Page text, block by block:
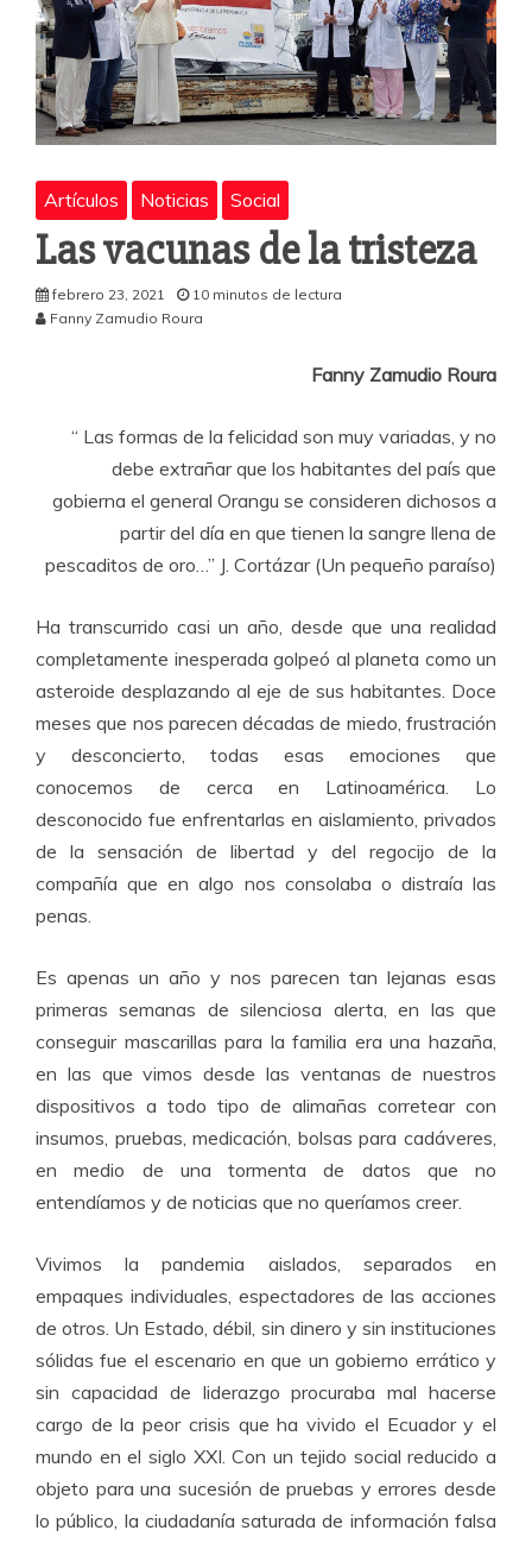
Artículos Noticias Social
Las vacunas de la tristeza
febrero 23, 2021
10 minutos de lectura
Fanny Zamudio Roura
Fanny Zamudio Roura
“ Las formas de la felicidad son muy variadas, y no
debe extrañar que los habitantes del país que
gobierna el general Orangu se consideren dichosos a
partir del día en que tienen la sangre llena de
pescaditos de oro…” J. Cortázar (Un pequeño paraíso)
Ha transcurrido casi un año, desde que una realidad
completamente inesperada golpeó al planeta como un
asteroide desplazando al eje de sus habitantes. Doce
meses que nos parecen décadas de miedo, frustración
y desconcierto, todas esas emociones que
conocemos de cerca en Latinoamérica. Lo
desconocido fue enfrentarlas en aislamiento, privados
de la sensación de libertad y del regocijo de la
compañía que en algo nos consolaba o distraía las
penas.
Es apenas un año y nos parecen tan lejanas esas
primeras semanas de silenciosa alerta, en las que
conseguir mascarillas para la familia era una hazaña,
en las que vimos desde las ventanas de nuestros
dispositivos a todo tipo de alimañas corretear con
insumos, pruebas, medicación, bolsas para cadáveres,
en medio de una tormenta de datos que no
entendíamos y de noticias que no queríamos creer.
Vivimos la pandemia aislados, separados en
empaques individuales, espectadores de las acciones
de otros. Un Estado, débil, sin dinero y sin instituciones
sólidas fue el escenario en que un gobierno errático y
sin capacidad de liderazgo procuraba mal hacerse
cargo de la peor crisis que ha vivido el Ecuador y el
mundo en el siglo XXI. Con un tejido social reducido a
objeto para una sucesión de pruebas y errores desde
lo público, la ciudadanía saturada de información falsa